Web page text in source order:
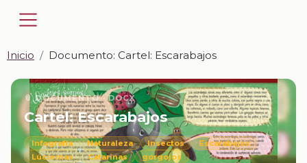
Inicio Documento: Cartel: Escarabajos
📎 DOCUMENTO · DOCX
Cartel: Escarabajos
Infografía Naturaleza Insectos
Escarabajos
Lúciernas
Catarinas gorgojos